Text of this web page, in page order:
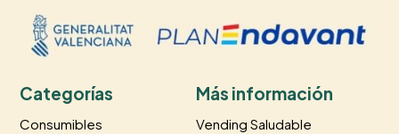
Categorías
Consumibles
Más información
Vending Saludable